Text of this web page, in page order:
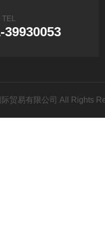
39930053
际贸易有限公司 All Rights